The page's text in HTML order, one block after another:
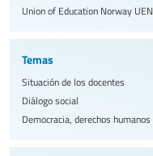
Union of Education Norway UEN
Temas
Situación de los docentes
Diálogo social
Democracia, derechos humanos